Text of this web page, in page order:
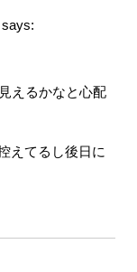
says:
えるかなと心配
えてるし後日に